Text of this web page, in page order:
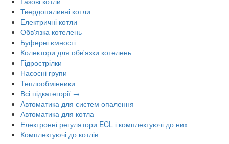
Твердопаливні котли
Електричні котли
Обв'язка котелень
Буферні ємності
Колектори для обв'язки котелень
Гідрострілки
Насосні групи
Теплообмінники
Всі підкатегорії →
Автоматика для систем опалення
Автоматика для котла
Електронні регулятори ECL і комплектуючі до них
Комплектуючі до котлів